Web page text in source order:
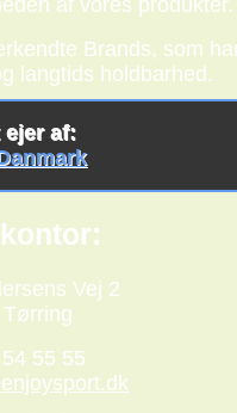
Brands, som
langtids holdbarhed.
ejer af:
Vej 2
55 55